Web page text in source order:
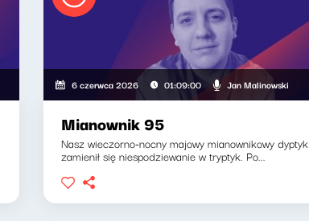
6 czerwca 2026 01:09:00 Jan Malinowski
Mianownik 95
Nasz wieczorno-nocny majowy mianownikowy dyptyk
zamienił się niespodziewanie w tryptyk. Po...